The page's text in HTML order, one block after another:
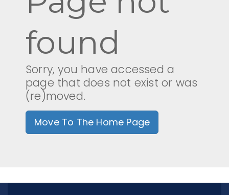
ИЕЕС - БАН
ИИХ - БАН
ИОНХ - БАН
found
Sorry, you have accessed a
page that does not exist or was
(re)moved.
Move To The Home Page